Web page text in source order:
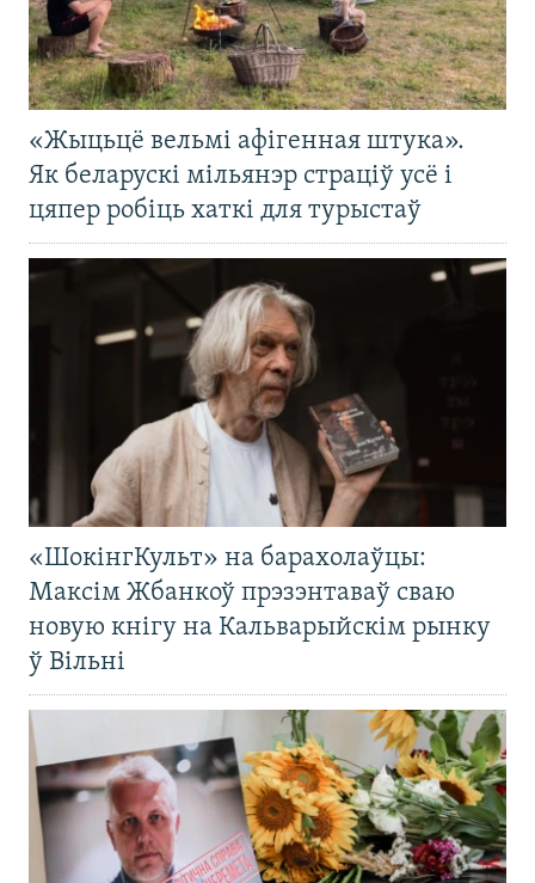
«Жыцьцё вельмі афігенная штука».
Як беларускі мільянэр страціў усё і
цяпер робіць хаткі для турыстаў
«ШокінгКульт» на барахолаўцы:
Максім Жбанкоў прэзэнтаваў сваю
новую кнігу на Кальварыйскім рынку
ў Вільні